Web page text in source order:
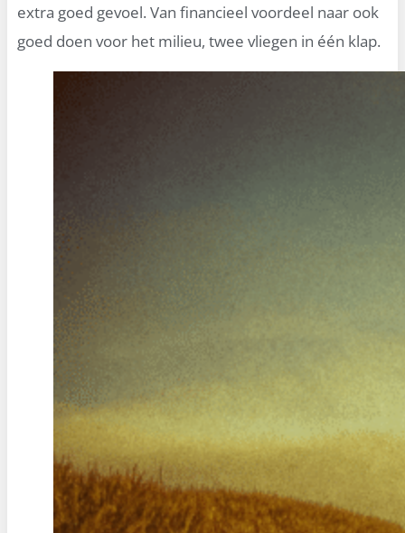
extra goed gevoel. Van financieel voordeel naar ook
goed doen voor het milieu, twee vliegen in één klap.